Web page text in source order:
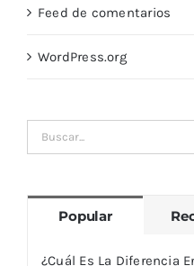
Feed de comentarios
WordPress.org
Buscar:
Popular
¿Cuál Es La Diferencia